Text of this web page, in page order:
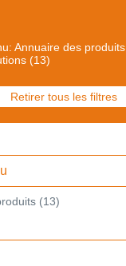
Annuaire des produits
(13)
Retirer tous les filtres
(13)